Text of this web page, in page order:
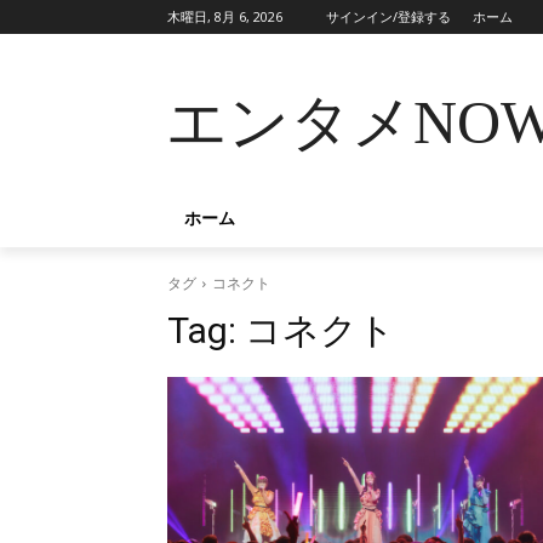
木曜日, 8月 6, 2026 サインイン/登録する ホーム
エンタメ
ホーム
タグ コネクト
Tag: コネクト